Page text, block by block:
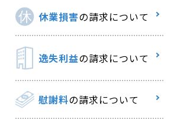
休業損害の請求について
逸失利益の請求について
慰謝料の請求について